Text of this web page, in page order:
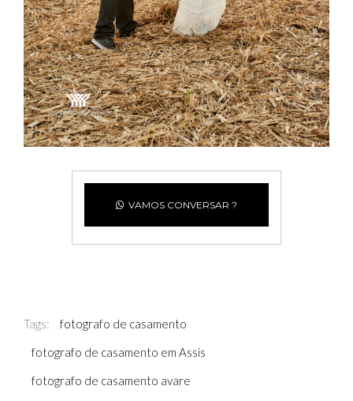
VAMOS CONVERSAR ?
Tags:
fotografo de casamento
fotografo de casamento em Assis
fotografo de casamento avare